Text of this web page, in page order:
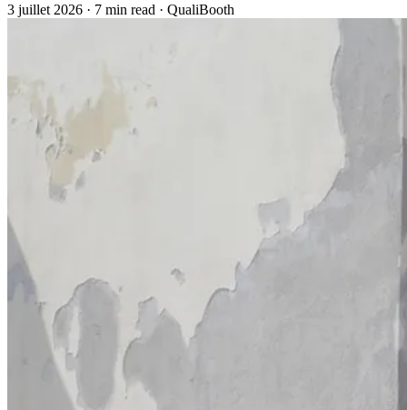
3 juillet 2026 · 7 min read · QualiBooth